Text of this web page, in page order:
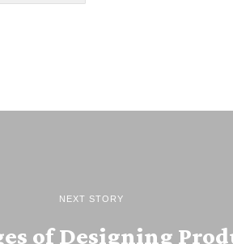
NEXT STORY
of Designing